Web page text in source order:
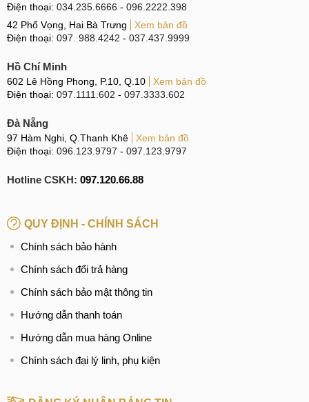
Điện thoại: 034.235.6666 - 096.2222.398
42 Phố Vọng, Hai Bà Trưng
Xem bản đồ
Điện thoại: 097. 988.4242 - 037.437.9999
Hồ Chí Minh
602 Lê Hồng Phong, P.10, Q.10
Xem bản đồ
Điện thoại: 097.1111.602 - 097.3333.602
Đà Nẵng
97 Hàm Nghi, Q.Thanh Khê
Xem bản đồ
Điện thoại: 096.123.9797 - 097.123.9797
Hotline CSKH: 097.120.66.88
QUY ĐỊNH - CHÍNH SÁCH
Chính sách bảo hành
Chính sách đổi trả hàng
Chính sách bảo mật thông tin
Hướng dẫn thanh toán
Hướng dẫn mua hàng Online
Chính sách đại lý linh, phụ kiện